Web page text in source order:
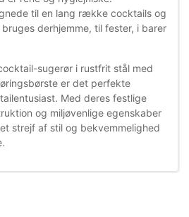
til en lang række cocktails og
derhjemme, til fester, i barer
sugerør i rustfrit stål med
er det perfekte
Med deres festlige
og miljøvenlige egenskaber
strejf af stil og bekvemmelighed